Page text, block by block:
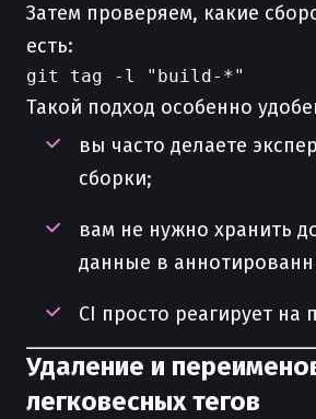
Затем проверяем, какие
есть:
Такой подход особенно
вы часто делаете
сборки;
вам не нужно хранить
данные в
CI просто реагирует на
Удаление и
легковесных тегов